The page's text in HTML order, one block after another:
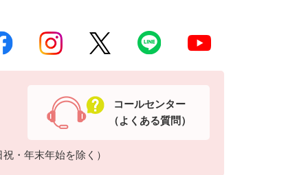
・年末年始を除く）
コールセンター
（よくある質問）